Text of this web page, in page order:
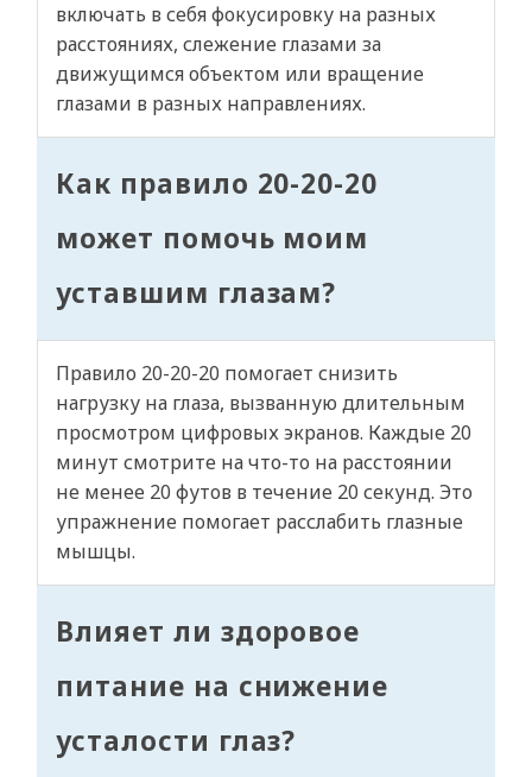
включать в себя фокусировку на разных
расстояниях, слежение глазами за
движущимся объектом или вращение
глазами в разных направлениях.
Как правило 20-20-20
может помочь моим
уставшим глазам?
Правило 20-20-20 помогает снизить
нагрузку на глаза, вызванную длительным
просмотром цифровых экранов. Каждые 20
минут смотрите на что-то на расстоянии
не менее 20 футов в течение 20 секунд. Это
упражнение помогает расслабить глазные
мышцы.
Влияет ли здоровое
питание на снижение
усталости глаз?